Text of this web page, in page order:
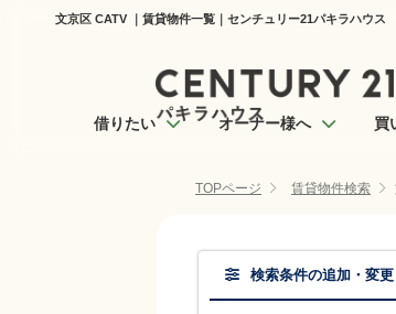
文京区 CATV ｜賃貸物件一覧｜センチュリー21パキラハウス
借りたい オーナー様へ 買
TOPページ 賃貸物件検索
検索条件の追加・変更